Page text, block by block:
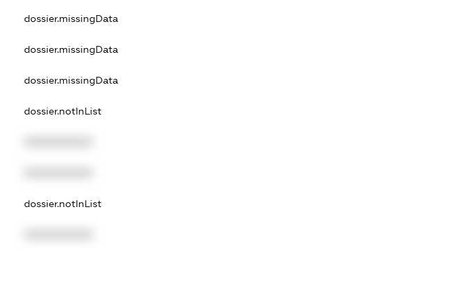
dossier.missingData
dossier.missingData
dossier.missingData
dossier.notInList
dossier.notInList